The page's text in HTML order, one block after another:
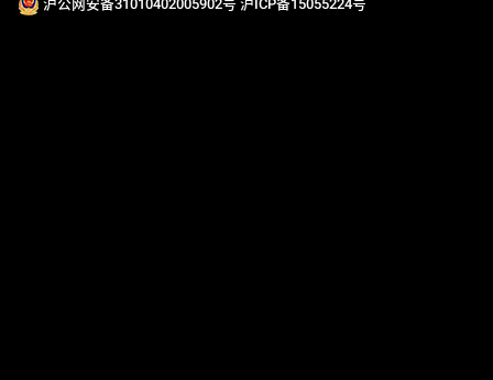
沪公网安备31010402005902号 沪ICP备15055224号